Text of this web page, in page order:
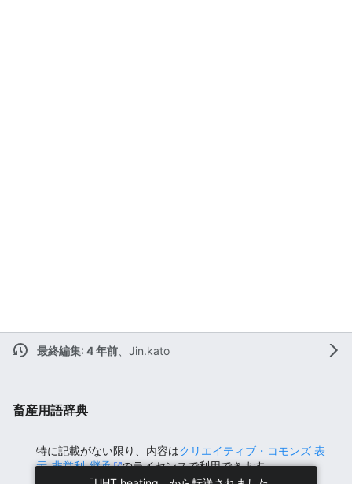
最終編集: 4 年前、 Jin.kato
畜産用語辞典
特に記載がない限り、内容はクリエイティブ・コモンズ 表
示-非営利-継承
のライセンスで利用できます。